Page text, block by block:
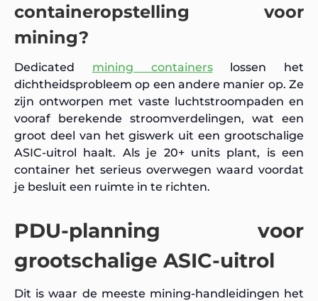
containeropstelling voor
mining?
Dedicated mining containerslossen het
dichtheidsprobleem op een andere manier op. Ze
zijn ontworpen met vaste luchtstroompaden en
vooraf berekende stroomverdelingen, wat een
groot deel van het giswerk uit een grootschalige
ASIC-uitrol haalt. Als je 20+ units plant, is een
container het serieus overwegen waard voordat
je besluit een ruimte in te richten.
PDU-planning voor
grootschalige ASIC-uitrol
Dit is waar de meeste mining-handleidingen het